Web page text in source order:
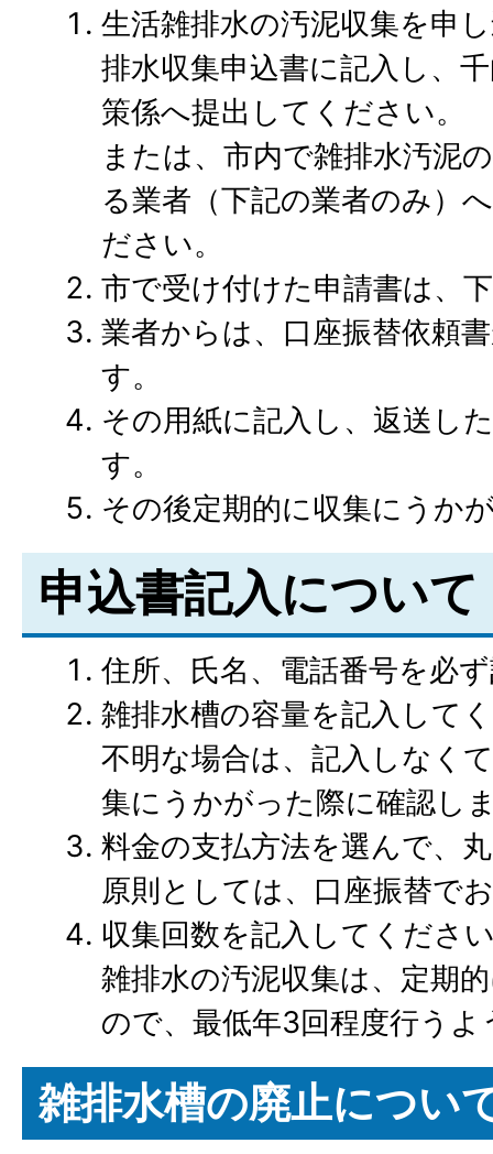
生活雑排水の汚泥収集を申
排水収集申込書に記入し、
策係へ提出してください。
または、市内で雑排水汚泥
る業者（下記の業者のみ）
ださい。
市で受け付けた申請書は、
業者からは、口座振替依頼
す。
その用紙に記入し、返送し
す。
その後定期的に収集にうか
申込書記入について
住所、氏名、電話番号を必
雑排水槽の容量を記入して
不明な場合は、記入しなく
集にうかがった際に確認し
料金の支払方法を選んで、
原則としては、口座振替で
収集回数を記入してくださ
雑排水の汚泥収集は、定期
ので、最低年3回程度行う
雑排水槽の廃止につい